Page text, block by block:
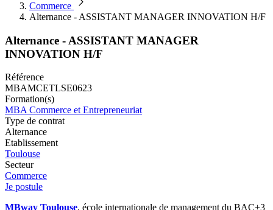
Commerce
Alternance - ASSISTANT MANAGER INNOVATION H/F
Alternance - ASSISTANT MANAGER
INNOVATION H/F
Référence
MBAMCETLSE0623
Formation(s)
MBA Commerce et Entrepreneuriat
Type de contrat
Alternance
Etablissement
Toulouse
Secteur
Commerce
Je postule
MBway Toulouse, école internationale de management du BAC+3